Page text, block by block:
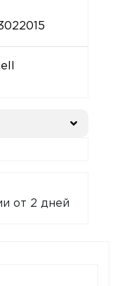
от 2 дней